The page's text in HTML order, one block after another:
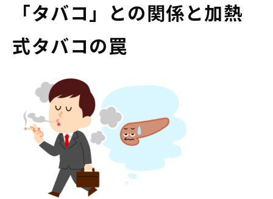
「タバコ」との関係と加熱
式タバコの罠